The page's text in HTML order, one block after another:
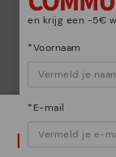
Let op!
en krijg een -5€
*Voornaam
*E-mail